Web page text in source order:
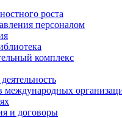
роста
персоналом
комплекс
международных
и договоры